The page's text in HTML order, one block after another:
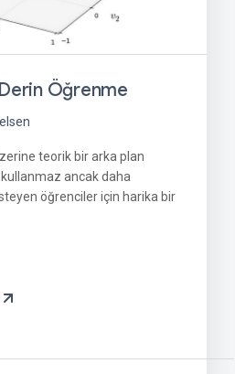
Öğrenme
teorik bir arka plan
ancak daha
öğrenciler için harika bir